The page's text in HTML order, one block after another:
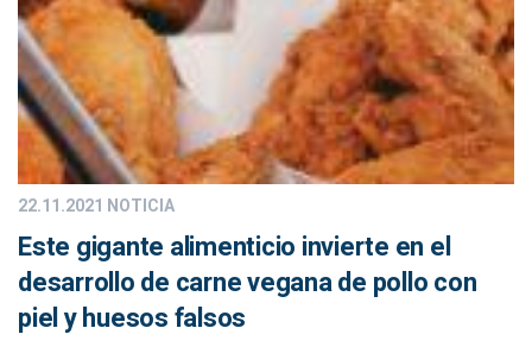
22.11.2021 NOTICIA
Este gigante alimenticio invierte en el
desarrollo de carne vegana de pollo con
piel y huesos falsos